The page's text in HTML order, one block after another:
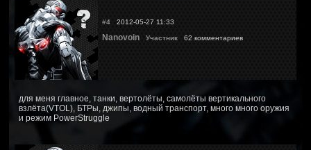
#4 2012-05-27 11:33
Nanovoin Участник 62 комментариев
для меня главное, танки, вертолёты, самолёты вертикального
взлёта(VTOL), БТРы, джипы, водный транспорт, много много оружия
и режим PowerStruggle